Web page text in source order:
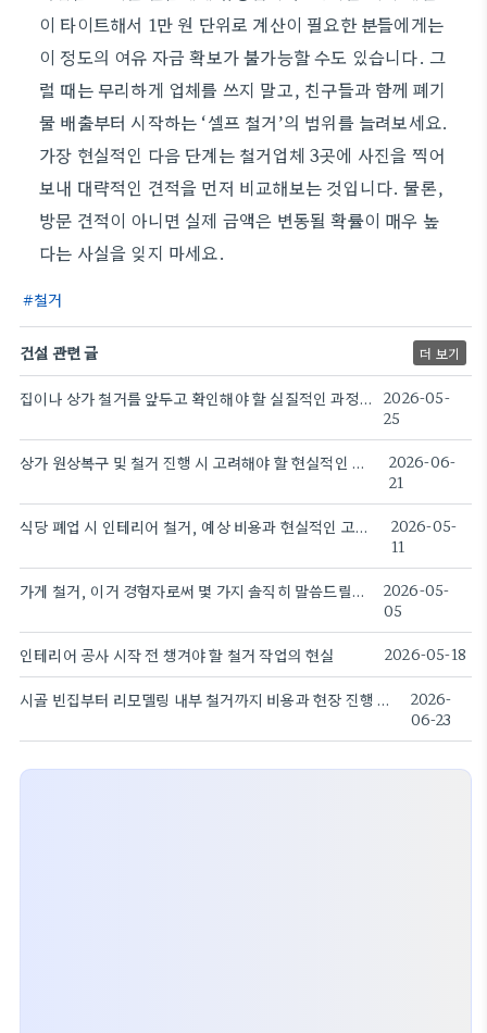
이 타이트해서 1만 원 단위로 계산이 필요한 분들에게는
이 정도의 여유 자금 확보가 불가능할 수도 있습니다. 그
럴 때는 무리하게 업체를 쓰지 말고, 친구들과 함께 폐기
물 배출부터 시작하는 ‘셀프 철거’의 범위를 늘려보세요.
가장 현실적인 다음 단계는 철거업체 3곳에 사진을 찍어
보내 대략적인 견적을 먼저 비교해보는 것입니다. 물론,
방문 견적이 아니면 실제 금액은 변동될 확률이 매우 높
다는 사실을 잊지 마세요.
철거
건설 관련 글 더 보기
집이나 상가 철거를 앞두고 확인해야 할 실질적인 과정들
2026-05-
25
상가 원상복구 및 철거 진행 시 고려해야 할 현실적인 문제들
2026-06-
21
식당 폐업 시 인테리어 철거, 예상 비용과 현실적인 고려사항
2026-05-
11
가게 철거, 이거 경험자로써 몇 가지 솔직히 말씀드릴게요
2026-05-
05
인테리어 공사 시작 전 챙겨야 할 철거 작업의 현실 2026-05-18
시골 빈집부터 리모델링 내부 철거까지 비용과 현장 진행 시 꼭 알아야 할 실무 체크리스트
2026-
06-23